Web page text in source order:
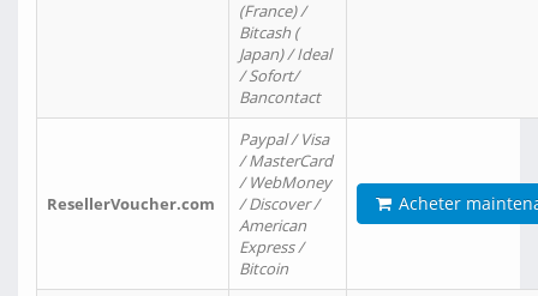
(France) /
Bitcash (
Japan) / Ideal
/ Sofort/
Bancontact
ResellerVoucher.com
Paypal / Visa
/ MasterCard
/ WebMoney
/ Discover /
American
Express /
Bitcoin
Acheter